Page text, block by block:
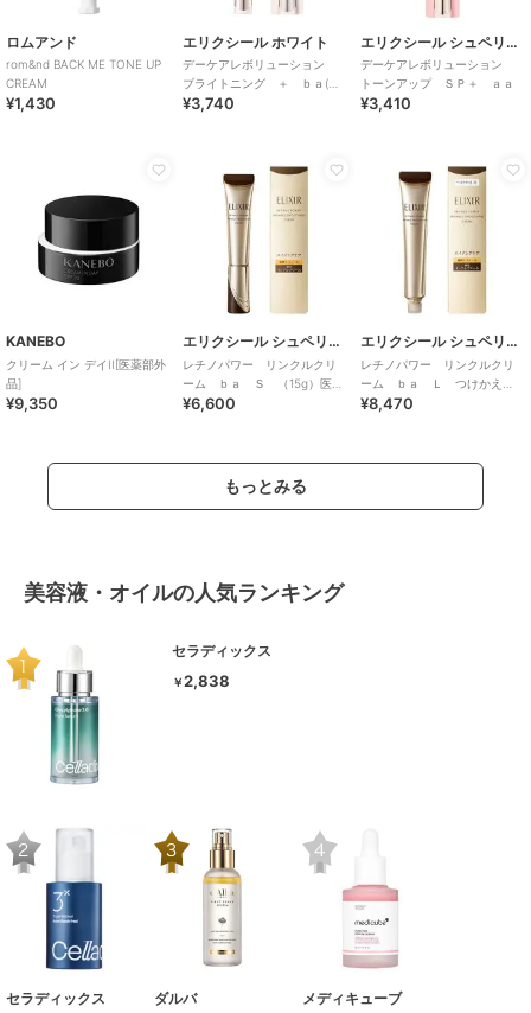
ロムアンド
rom&nd BACK ME TONE UP
CREAM
¥1,430
エリクシール ホワイト
デーケアレボリューション
ブライトニング ＋ ｂａ(医
薬部外品)
¥3,740
エリクシール シュペリエル
デーケアレボリューション
トーンアップ ＳＰ＋ ａａ
¥3,410
KANEBO
クリーム イン デイII[医薬部外
品]
¥9,350
エリクシール シュペリエル
レチノパワー リンクルクリ
ーム ｂａ Ｓ （15g）医薬
部外品
¥6,600
エリクシール シュペリエル
レチノパワー リンクルクリ
ーム ｂａ Ｌ つけかえ
用 （レフィル）医薬部外品
¥8,470
もっとみる
美容液・オイルの人気ランキング
セラディックス
￥2,838
セラディックス ダルバ メディキューブ